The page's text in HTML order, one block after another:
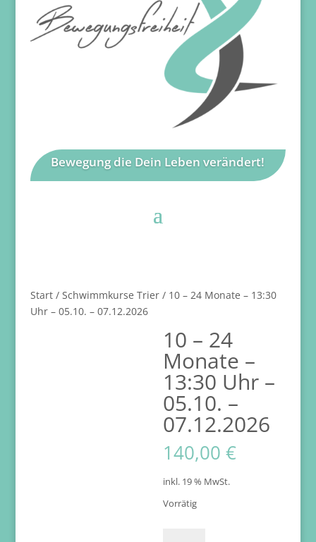
Bewegung die Dein Leben verändert!
Start/ Schwimmkurse Trier/ 10 – 24 Monate – 13:30
Uhr – 05.10. – 07.12.2026
10 – 24
Monate –
13:30 Uhr –
05.10. –
07.12.2026
140,00€
inkl. 19 % MwSt.
Vorrätig